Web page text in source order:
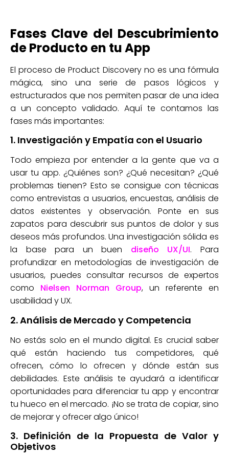
Fases Clave del Descubrimiento
de Producto en tu App
El proceso de Product Discovery no es una fórmula
mágica, sino una serie de pasos lógicos y
estructurados que nos permiten pasar de una idea
a un concepto validado. Aquí te contamos las
fases más importantes:
1. Investigación y Empatía con el Usuario
Todo empieza por entender a la gente que va a
usar tu app. ¿Quiénes son? ¿Qué necesitan? ¿Qué
problemas tienen? Esto se consigue con técnicas
como entrevistas a usuarios, encuestas, análisis de
datos existentes y observación. Ponte en sus
zapatos para descubrir sus puntos de dolor y sus
deseos más profundos. Una investigación sólida es
la base para un buen diseño UX/UI. Para
profundizar en metodologías de investigación de
usuarios, puedes consultar recursos de expertos
como Nielsen Norman Group, un referente en
usabilidad y UX.
2. Análisis de Mercado y Competencia
No estás solo en el mundo digital. Es crucial saber
qué están haciendo tus competidores, qué
ofrecen, cómo lo ofrecen y dónde están sus
debilidades. Este análisis te ayudará a identificar
oportunidades para diferenciar tu app y encontrar
tu hueco en el mercado. ¡No se trata de copiar, sino
de mejorar y ofrecer algo único!
3. Definición de la Propuesta de Valor y
Objetivos